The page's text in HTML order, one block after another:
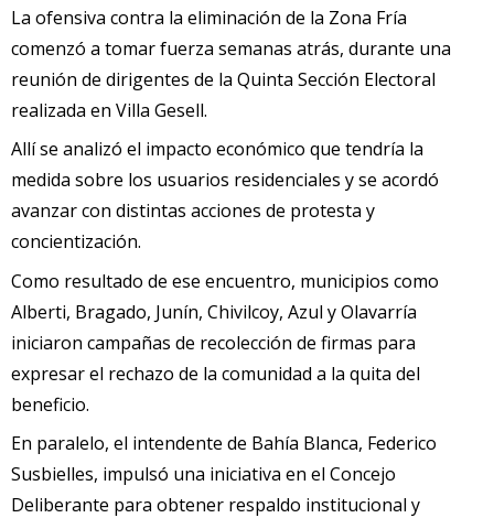
La ofensiva contra la eliminación de la Zona Fría
comenzó a tomar fuerza semanas atrás, durante una
reunión de dirigentes de la Quinta Sección Electoral
realizada en Villa Gesell.
Allí se analizó el impacto económico que tendría la
medida sobre los usuarios residenciales y se acordó
avanzar con distintas acciones de protesta y
concientización.
Como resultado de ese encuentro, municipios como
Alberti, Bragado, Junín, Chivilcoy, Azul y Olavarría
iniciaron campañas de recolección de firmas para
expresar el rechazo de la comunidad a la quita del
beneficio.
En paralelo, el intendente de Bahía Blanca, Federico
Susbielles, impulsó una iniciativa en el Concejo
Deliberante para obtener respaldo institucional y